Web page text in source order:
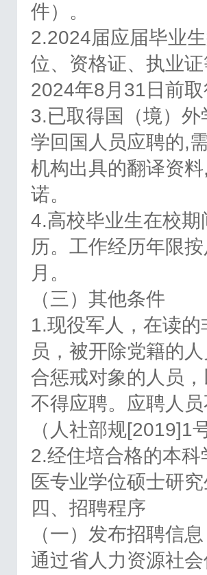
件）。
2.2024届应届毕业
位、资格证、执业
2024年8月31日前
3.已取得国（境）
学回国人员应聘的,
机构出具的翻译资
诺。
4.高校毕业生在校
历。工作经历年限
月。
（三）其他条件
1.现役军人，在读
员，被开除党籍的
合惩戒对象的人员
不得应聘。应聘人
（人社部规[2019]1
2.经住培合格的本科
医专业学位硕士研
四、招聘程序
（一）发布招聘信息
通过省人力资源社